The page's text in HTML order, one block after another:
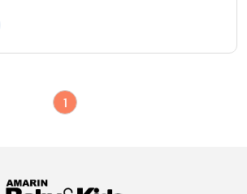
บบออร์แกนิค 19 พฤษภาคม 2564 – ไอพีจี
มีเดีย เอเยนซี่ชั้นนำของ
องการใช้ครีเอเตอร์หรือผู้ผลิตเนื้อหา เพื่อสร้าง
วามคิดสร้างสรรค์จากผู้ผลิตเนื้อหาหรือครีเอ
1